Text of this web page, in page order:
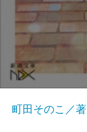
町田そのこ／著